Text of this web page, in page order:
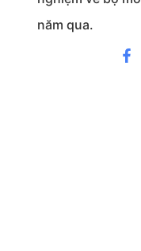
năm qua.